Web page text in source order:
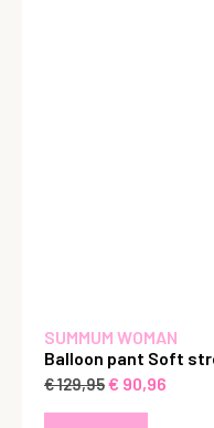
SUMMUM WOMAN
Balloon pant Soft
€129,95€ 90,96